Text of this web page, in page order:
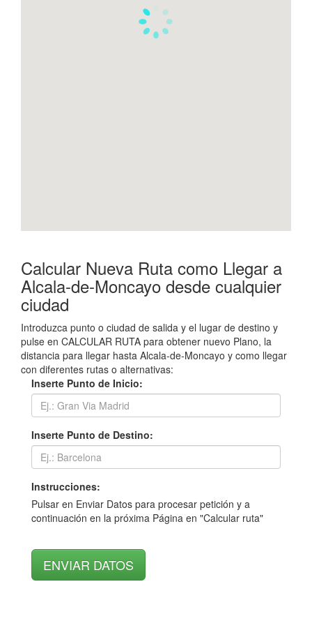
Calcular Nueva Ruta como Llegar a
Alcala-de-Moncayo desde cualquier
ciudad
Introduzca punto o ciudad de salida y el lugar de destino y
pulse en CALCULAR RUTA para obtener nuevo Plano, la
distancia para llegar hasta Alcala-de-Moncayo y como llegar
con diferentes rutas o alternativas:
Inserte Punto de Inicio:
Inserte Punto de Destino:
Instrucciones:
Pulsar en Enviar Datos para procesar petición y a
continuación en la próxima Página en "Calcular ruta"